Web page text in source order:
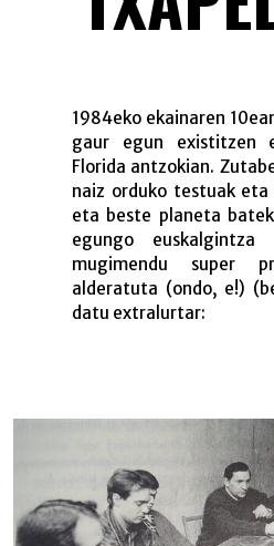
1984eko ekainaren
gaur egun existitzen
Florida antzokian.
naiz orduko testuak
eta beste planeta
egungo euskalgintza
mugimendu super
alderatuta (ondo, e!)
datu extralurtar: